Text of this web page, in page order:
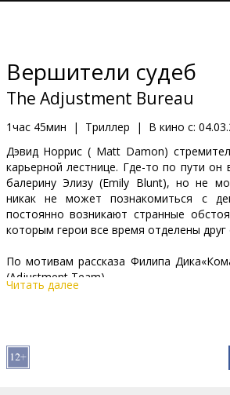
Клуб
Вершители судеб
The Adjustment Bureau
1час 45мин | Триллер | В кино с:
Дэвид Норрис ( Matt Damon)
карьерной лестнице. Где-то по пути он
балерину Элизу (Emily Blunt), но не
никак не может познакомиться с
постоянно возникают странные
которым герои все время отделены друг
По мотивам рассказа Филипа
(Adjustment Team).
Режиссеры: George Nolfi
Читать далее